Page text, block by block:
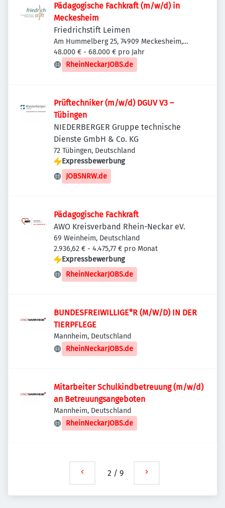
Pädagogische Fachkraft (m/w/d) in
Meckesheim
Friedrichstift Leimen
Am Hummelberg 25, 74909 Meckesheim,
Deutschland
48.000 € - 68.000 € pro Jahr
RheinNeckarJOBS.de
Prüftechniker (m/w/d) DGUV V3 –
Tübingen
NIEDERBERGER Gruppe technische
Dienste GmbH & Co. KG
72 Tübingen, Deutschland
Expressbewerbung
JOBSNRW.de
Pädagogische Fachkraft
AWO Kreisverband Rhein-Neckar eV.
69 Weinheim, Deutschland
2.936,62 € - 4.475,77 € pro Monat
Expressbewerbung
RheinNeckarJOBS.de
BUNDESFREIWILLIGE*R (M/W/D) IN DER
TIERPFLEGE
Mannheim, Deutschland
RheinNeckarJOBS.de
Mitarbeiter Schulkindbetreuung (m/w/d)
an Betreuungsangeboten
Mannheim, Deutschland
RheinNeckarJOBS.de
2 / 9